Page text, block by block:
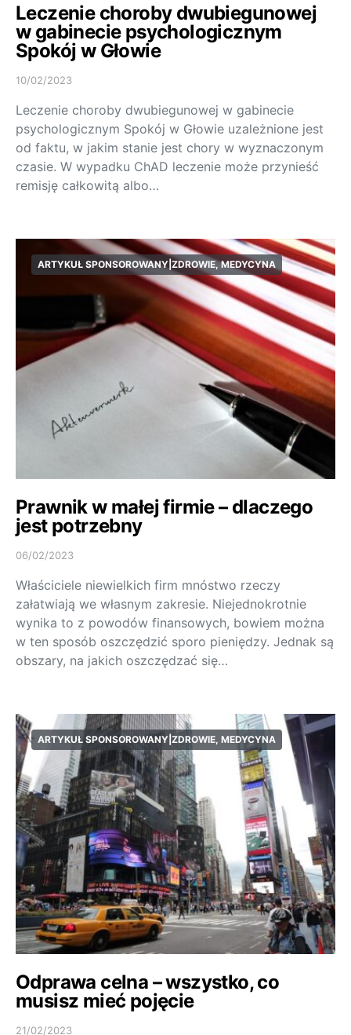
Leczenie choroby dwubiegunowej
w gabinecie psychologicznym
Spokój w Głowie
10/02/2023
Leczenie choroby dwubiegunowej w gabinecie
psychologicznym Spokój w Głowie uzależnione jest
od faktu, w jakim stanie jest chory w wyznaczonym
czasie. W wypadku ChAD leczenie może przynieść
remisję całkowitą albo…
ARTYKUŁ SPONSOROWANY|ZDROWIE, MEDYCYNA
Prawnik w małej firmie – dlaczego
jest potrzebny
06/02/2023
Właściciele niewielkich firm mnóstwo rzeczy
załatwiają we własnym zakresie. Niejednokrotnie
wynika to z powodów finansowych, bowiem można
w ten sposób oszczędzić sporo pieniędzy. Jednak są
obszary, na jakich oszczędzać się…
ARTYKUŁ SPONSOROWANY|ZDROWIE, MEDYCYNA
Odprawa celna – wszystko, co
musisz mieć pojęcie
21/02/2023